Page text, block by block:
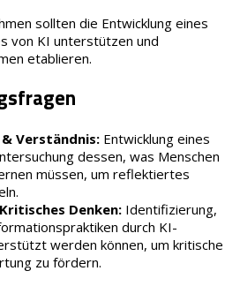
sollten die Entwicklung eines
von KI unterstützen und
etablieren.
Verständnis: Entwicklung eines
dessen, was Menschen
müssen, um reflektiertes
Denken: Identifizierung,
durch KI-
werden können, um kritische
zu fördern.